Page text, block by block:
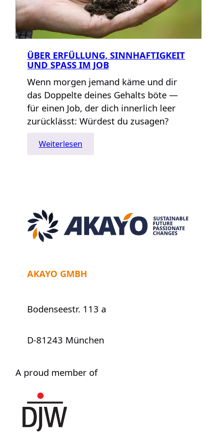
ÜBER ERFÜLLUNG, SINNHAFTIGKEIT
UND SPASS IM JOB
Wenn morgen jemand käme und dir
das Doppelte deines Gehalts böte —
für einen Job, der dich innerlich leer
zurücklässt: Würdest du zusagen?
Weiterlesen
Über
Job
AKAYO GMBH
Bodenseestr. 113 a
D-81243 München
A proud member of